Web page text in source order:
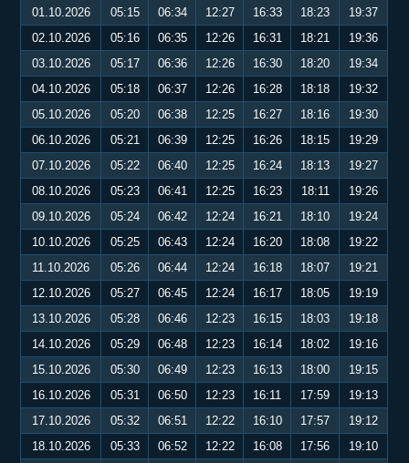
01.10.2026
05:15 06:34 12:27 16:33 18:23
19:37
02.10.2026
05:16 06:35 12:26 16:31 18:21
19:36
03.10.2026
05:17 06:36 12:26 16:30 18:20
19:34
04.10.2026
05:18 06:37 12:26 16:28 18:18
19:32
05.10.2026
05:20 06:38 12:25 16:27 18:16
19:30
06.10.2026
05:21 06:39 12:25 16:26 18:15
19:29
07.10.2026
05:22 06:40 12:25 16:24 18:13
19:27
08.10.2026
05:23 06:41 12:25 16:23 18:11
19:26
09.10.2026
05:24 06:42 12:24 16:21 18:10
19:24
10.10.2026
05:25 06:43 12:24 16:20 18:08
19:22
11.10.2026
05:26 06:44 12:24 16:18 18:07
19:21
12.10.2026
05:27 06:45 12:24 16:17 18:05
19:19
13.10.2026
05:28 06:46 12:23 16:15 18:03
19:18
14.10.2026
05:29 06:48 12:23 16:14 18:02
19:16
15.10.2026
05:30 06:49 12:23 16:13 18:00
19:15
16.10.2026
05:31 06:50 12:23 16:11 17:59
19:13
17.10.2026
05:32 06:51 12:22 16:10 17:57
19:12
18.10.2026
05:33 06:52 12:22 16:08 17:56
19:10